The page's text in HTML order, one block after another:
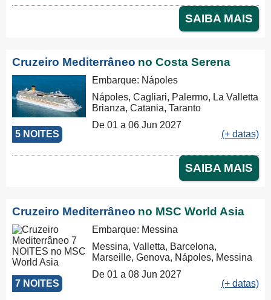
SAIBA MAIS
Cruzeiro Mediterrâneo no Costa Serena
5 NOITES
Embarque: Nápoles
Nápoles, Cagliari, Palermo, La Valletta
Brianza, Catania, Taranto
De 01 a 06 Jun 2027
(+ datas)
SAIBA MAIS
Cruzeiro Mediterrâneo no MSC World Asia
7 NOITES
Embarque: Messina
Messina, Valletta, Barcelona,
Marseille, Genova, Nápoles, Messina
De 01 a 08 Jun 2027
(+ datas)